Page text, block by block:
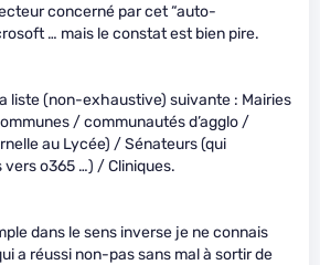
concerné par cet “auto-
… mais le constat est bien pire.
liste (non-exhaustive) suivante : Mairies
/ communautés d’agglo /
au Lycée) / Sénateurs (qui
o365 …) / Cliniques.
dans le sens inverse je ne connais
a réussi non-pas sans mal à sortir de